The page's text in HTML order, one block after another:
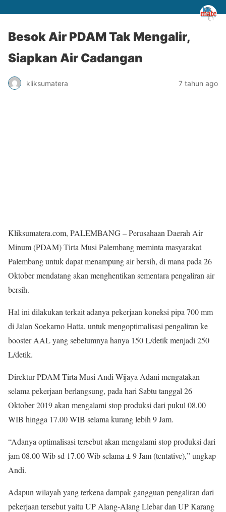
Besok Air PDAM Tak Mengalir,
Siapkan Air Cadangan
kliksumatera 7 tahun ago
Kliksumatera.com, PALEMBANG – Perusahaan Daerah Air
Minum (PDAM) Tirta Musi Palembang meminta masyarakat
Palembang untuk dapat menampung air bersih, di mana pada 26
Oktober mendatang akan menghentikan sementara pengaliran air
bersih.
Hal ini dilakukan terkait adanya pekerjaan koneksi pipa 700 mm
di Jalan Soekarno Hatta, untuk mengoptimalisasi pengaliran ke
booster AAL yang sebelumnya hanya 150 L/detik menjadi 250
L/detik.
Direktur PDAM Tirta Musi Andi Wijaya Adani mengatakan
selama pekerjaan berlangsung, pada hari Sabtu tanggal 26
Oktober 2019 akan mengalami stop produksi dari pukul 08.00
WIB hingga 17.00 WIB selama kurang lebih 9 Jam.
“Adanya optimalisasi tersebut akan mengalami stop produksi dari
jam 08.00 Wib sd 17.00 Wib selama ± 9 Jam (tentative),” ungkap
Andi.
Adapun wilayah yang terkena dampak gangguan pengaliran dari
pekerjaan tersebut yaitu UP Alang-Alang Llebar dan UP Karang